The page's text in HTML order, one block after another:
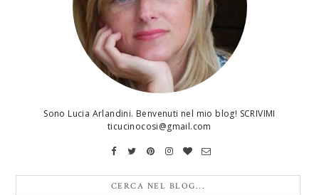
Sono Lucia Arlandini. Benvenuti nel mio blog! SCRIVIMI
ticucinocosi@gmail.com